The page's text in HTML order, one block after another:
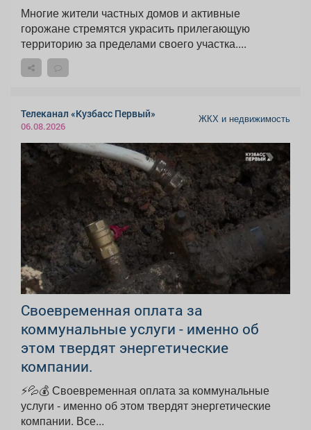
Многие жители частных домов и активные
горожане стремятся украсить прилегающую
территорию за пределами своего участка....
Телеканал «Кузбасс Первый»
06.08.2026
ЖКХ и недвижимость
Своевременная оплата за
коммунальные услуги - именно об
этом твердят энергетические
компании.
⚡💦💰 Своевременная оплата за коммунальные
услуги - именно об этом твердят энергетические
компании. Все...